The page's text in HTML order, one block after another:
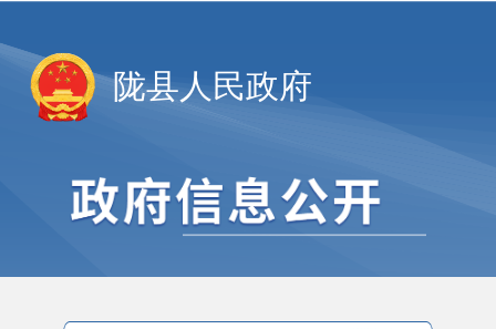
陇县人民政府